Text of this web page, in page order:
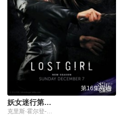
第16集完结
妖女迷行第五季
克里斯·霍尔登-里德,佐伊·帕尔默,安娜·希尔克,里克·霍兰德